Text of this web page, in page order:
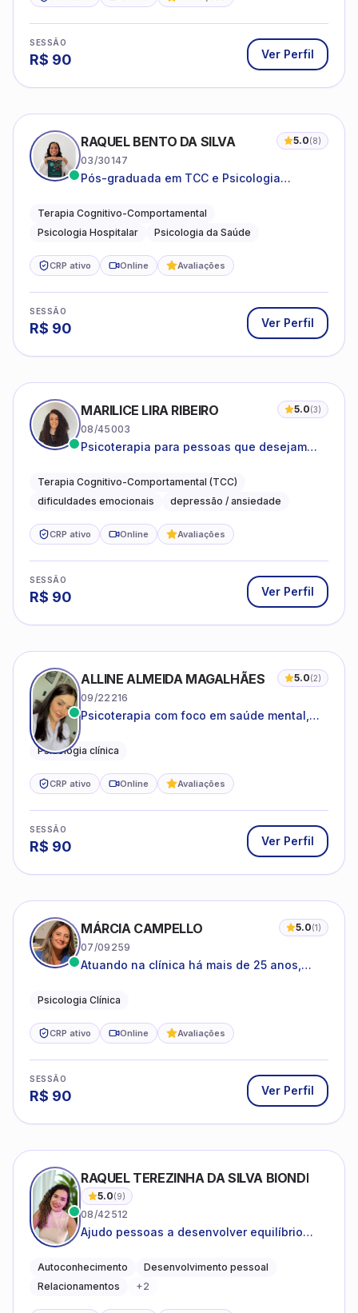
SESSÃO
R$ 90 Ver Perfil
RAQUEL BENTO DA SILVA 5.0(8)
03/30147
Pós-graduada em TCC e Psicologia
Terapia Cognitivo-Comportamental
Psicologia Hospitalar
Psicologia da Saúde
CRP ativo Online Avaliações
SESSÃO
R$ 90 Ver Perfil
MARILICE LIRA RIBEIRO 5.0(3)
08/45003
Psicoterapia para pessoas que desejam
dificuldades do dia a dia
Terapia Cognitivo-Comportamental (TCC)
dificuldades emocionais
depressão / ansiedade
CRP ativo Online Avaliações
SESSÃO
R$ 90 Ver Perfil
ALLINE ALMEIDA MAGALHÃES 5.0(2)
09/22216
Psicoterapia com foco em saúde mental,
adolescentes e adultos.
Psicologia clínica
CRP ativo Online Avaliações
SESSÃO
R$ 90 Ver Perfil
MÁRCIA CAMPELLO 5.0(1)
07/09259
Atuando na clínica há mais de 25 anos,
estruturas, com experiência em
Psicologia Clínica
CRP ativo Online Avaliações
SESSÃO
R$ 90 Ver Perfil
RAQUEL TEREZINHA DA SILVA BIONDI
5.0(9)
08/42512
Ajudo pessoas a desenvolver equilíbrio
Autoconhecimento
Desenvolvimento pessoal
Relacionamentos
+2